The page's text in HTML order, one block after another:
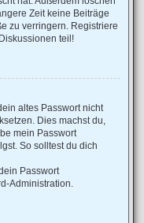
Zeit keine Beiträge
zu verringern. Registriere
teil!
altes Passwort nicht
Dies machst du,
mein Passwort
So solltest du dich
Passwort
Administration.